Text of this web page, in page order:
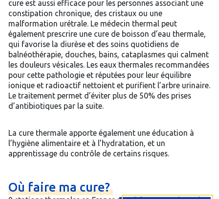
cure est aussi efficace pour les personnes associant une
constipation chronique, des cristaux ou une
malformation urétrale. Le médecin thermal peut
également prescrire une cure de boisson d’eau thermale,
qui favorise la diurèse et des soins quotidiens de
balnéothérapie, douches, bains, cataplasmes qui calment
les douleurs vésicales. Les eaux thermales recommandées
pour cette pathologie et réputées pour leur équilibre
ionique et radioactif nettoient et purifient l’arbre urinaire.
Le traitement permet d’éviter plus de 50% des prises
d’antibiotiques par la suite.
La cure thermale apporte également une éducation à
l’hygiène alimentaire et à l’hydratation, et un
apprentissage du contrôle de certains risques.
Oùfairemacure?